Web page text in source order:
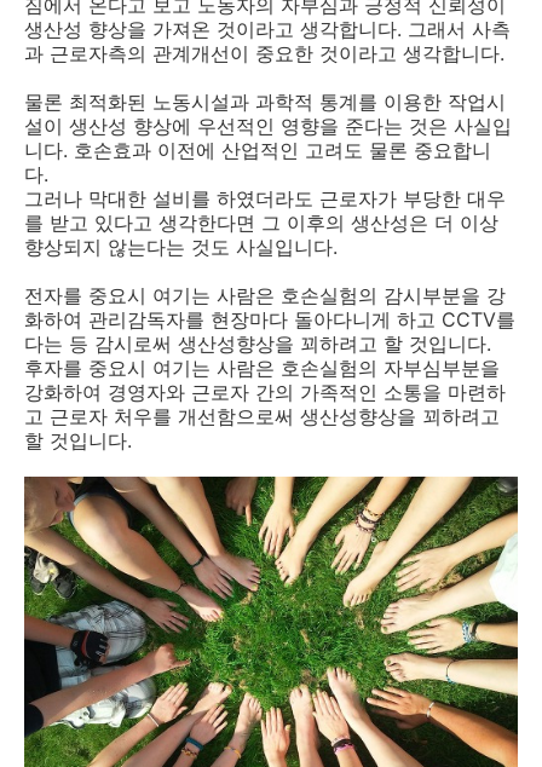
짐에서 온다고 보고 노동자의 자부심과 긍정적 신뢰성이
생산성 향상을 가져온 것이라고 생각합니다. 그래서 사측
과 근로자측의 관계개선이 중요한 것이라고 생각합니다.
물론 최적화된 노동시설과 과학적 통계를 이용한 작업시
설이 생산성 향상에 우선적인 영향을 준다는 것은 사실입
니다. 호손효과 이전에 산업적인 고려도 물론 중요합니
다.
그러나 막대한 설비를 하였더라도 근로자가 부당한 대우
를 받고 있다고 생각한다면 그 이후의 생산성은 더 이상
향상되지 않는다는 것도 사실입니다.
전자를 중요시 여기는 사람은 호손실험의 감시부분을 강
화하여 관리감독자를 현장마다 돌아다니게 하고 CCTV를
다는 등 감시로써 생산성향상을 꾀하려고 할 것입니다.
후자를 중요시 여기는 사람은 호손실험의 자부심부분을
강화하여 경영자와 근로자 간의 가족적인 소통을 마련하
고 근로자 처우를 개선함으로써 생산성향상을 꾀하려고
할 것입니다.